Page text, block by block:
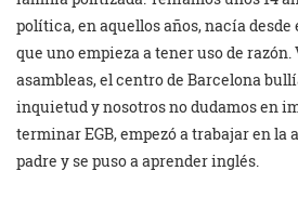
política, en aquellos años, nacía
que uno empieza a tener uso de
asambleas, el centro de Barcelona
inquietud y nosotros no dudamos en
terminar EGB, empezó a trabajar en la
padre y se puso a aprender inglés.